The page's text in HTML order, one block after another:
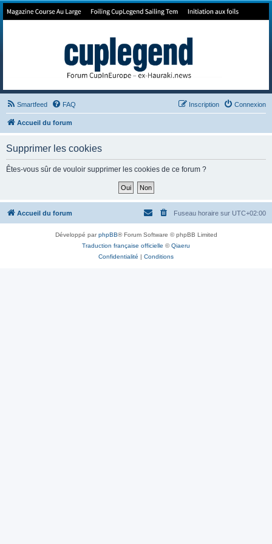
Forum de Cup In Europe
Smartfeed FAQ Connexion
Inscription
Accueil du forum
Supprimer les cookies
Êtes-vous sûr de vouloir supprimer les cookies de ce forum ?
Accueil du forum Fuseau horaire sur UTC+02:00
Développé parphpBB® Forum Software © phpBB Limited
Traduction française officielle ©Qiaeru
Confidentialité
Conditions